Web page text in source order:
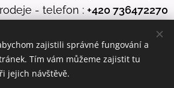
- telefon : +420 736472270
Cookies
zajistili správné fungování a
Tím vám můžeme zajistit tu
jejich návštěvě.